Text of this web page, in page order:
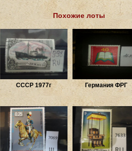
Похожие лоты
СССР 1977г Германия ФРГ